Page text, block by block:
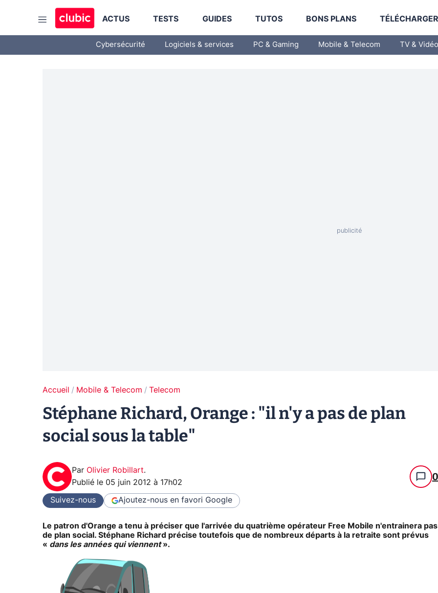
ACTUS TESTS GUIDES TUTOS BONS PLANS
Cybersécurité Logiciels & services PC & Gaming Mobile & Telecom TV & Vidéo
Accueil Mobile & Telecom Telecom
Stéphane Richard, Orange : "il n'y a pas de plan
social sous la table"
Par Olivier Robillart.
Publié le 05 juin 2012 à 17h02 0
Suivez-nous Ajoutez-nous en favori Google
Le patron d'Orange a tenu à préciser que l'arrivée du quatrième opérateur Free Mobile n'entrainera pas
de plan social. Stéphane Richard précise toutefois que de nombreux départs à la retraite sont prévus
« dans les années qui viennent».